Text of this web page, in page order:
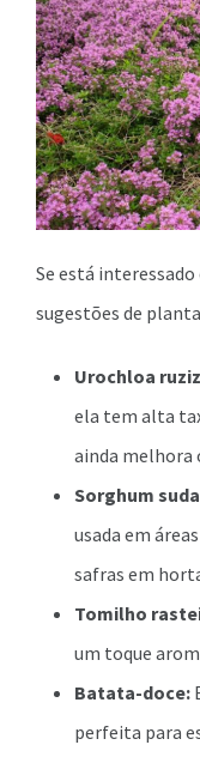
Se está
sugestões de
Urochloa
ela tem alta
ainda melhora
Sorghum
usada em
safras em
Tomilho
um toque
Batata-doce:
perfeita para